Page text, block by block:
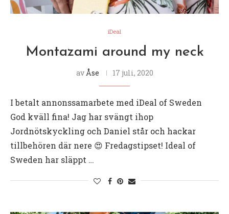
iDeal
Montazami around my neck
av Åse 17 juli, 2020
I betalt annonssamarbete med iDeal of Sweden
God kväll fina! Jag har svängt ihop
Jordnötskyckling och Daniel står och hackar
tillbehören där nere 😍 Fredagstipset! Ideal of
Sweden har släppt …